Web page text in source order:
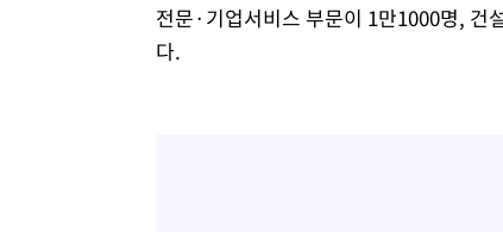
전문·기업서비스 부문이 1만1000명, 건
다.